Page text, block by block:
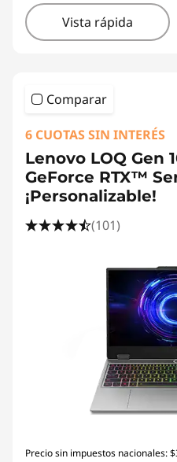
Vista rápida
Comparar
6 CUOTAS SIN INTERÉS
Lenovo LOQ Gen
GeForce RTX™
¡Personalizable!
(101)
Precio sin impuestos nacionales: